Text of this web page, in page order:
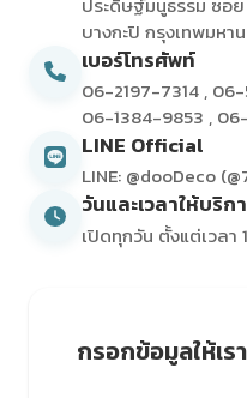
บางกะปิ กรุงเทพมหา
เบอร์โทรศัพท์
06-2197-7314 , 06-
06-1384-9853 ,
LINE Official
LINE: @dooDeco
วันและเวลาให้บริก
เปิดทุกวัน ตั้งแต่เวลา
กรอกข้อมูลให้เ